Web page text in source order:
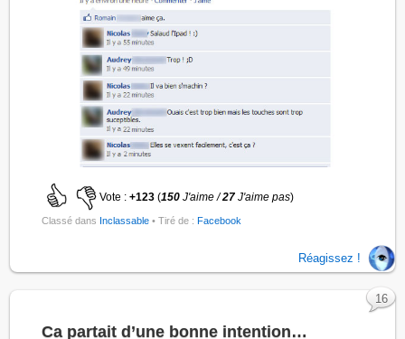
Vote :+123 (150J'aime /27 J'aime pas)
Classé dans Inclassable • Tiré de :Facebook
Réagissez !
Ca partait d’une bonne intention…
16